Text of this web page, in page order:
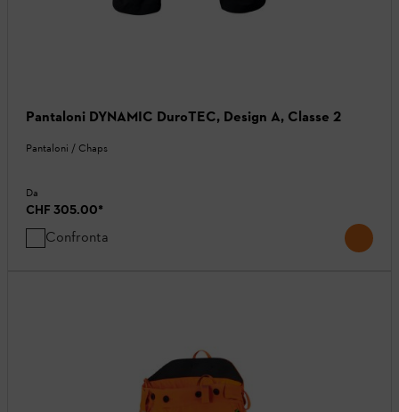
Pantaloni DYNAMIC DuroTEC, Design A, Classe 2
Pantaloni / Chaps
Da
CHF 305.00*
Confronta